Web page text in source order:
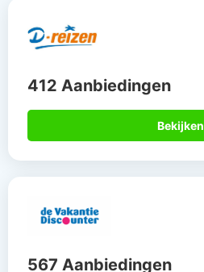
412 Aanbiedingen
Bekijken
567 Aanbiedingen